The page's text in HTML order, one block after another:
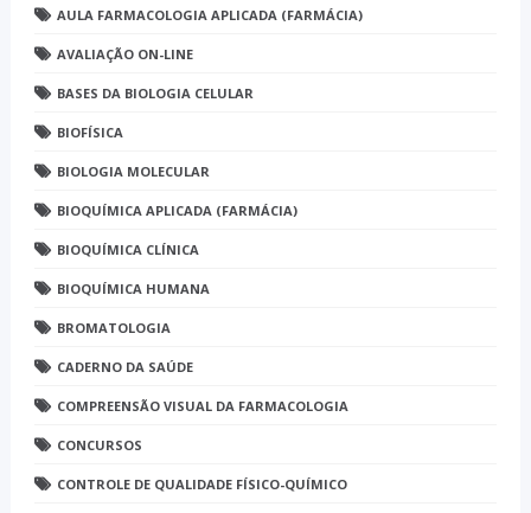
AULA FARMACOLOGIA APLICADA (FARMÁCIA)
AVALIAÇÃO ON-LINE
BASES DA BIOLOGIA CELULAR
BIOFÍSICA
BIOLOGIA MOLECULAR
BIOQUÍMICA APLICADA (FARMÁCIA)
BIOQUÍMICA CLÍNICA
BIOQUÍMICA HUMANA
BROMATOLOGIA
CADERNO DA SAÚDE
COMPREENSÃO VISUAL DA FARMACOLOGIA
CONCURSOS
CONTROLE DE QUALIDADE FÍSICO-QUÍMICO